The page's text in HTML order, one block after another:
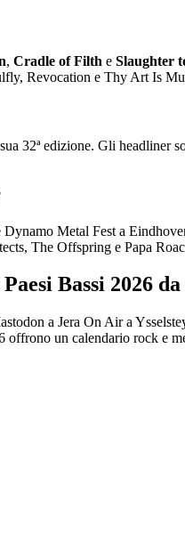
, Cradle of Filth e Slaughter
Revocation e Thy Art Is
32ª edizione. Gli
Metal Fest a
The Offspring e Papa
Bassi 2026
a Jera On Air a
un calendario rock e